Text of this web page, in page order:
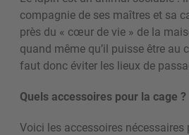
compagnie de ses maîtres et sa
près du « cœur de vie » de la
quand même qu’il puisse être au
faut donc éviter les lieux de
Quels accessoires pour la cage ?
Voici les accessoires